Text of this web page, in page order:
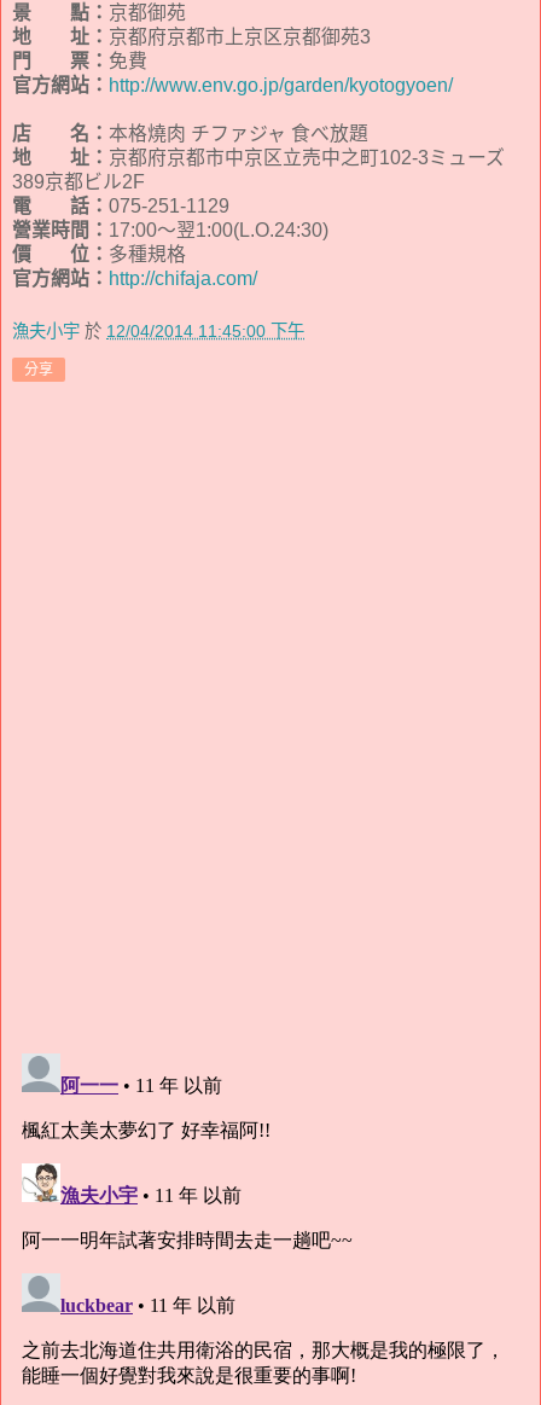
景 點： 京都御苑
地 址： 京都府京都市上京区京都御苑3
門 票： 免費
官方網站： http://www.env.go.jp/garden/kyotogyoen/
店 名： 本格燒肉 チファジャ 食べ放題
地 址： 京都府京都市中京区立売中之町102-3ミューズ
389京都ビル2F
電 話： 075-251-1129
營業時間： 17:00～翌1:00(L.O.24:30)
價 位： 多種規格
官方網站： http://chifaja.com/
漁夫小宇 於 12/04/2014 11:45:00 下午
分享